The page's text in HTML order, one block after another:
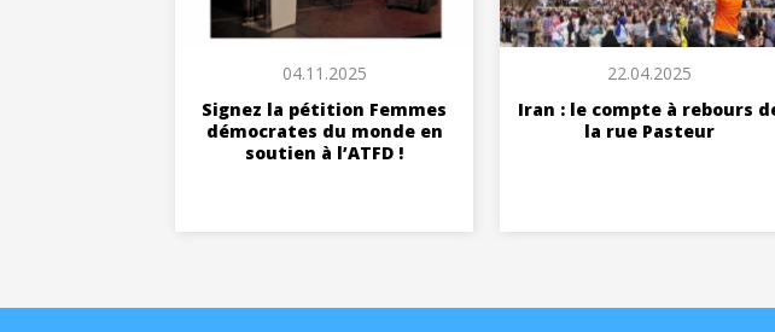
04.11.2025
Signez la pétition Femmes
démocrates du monde en
soutien à l’ATFD !
22.04.2025
Iran : le compte à rebours
la rue Pasteur